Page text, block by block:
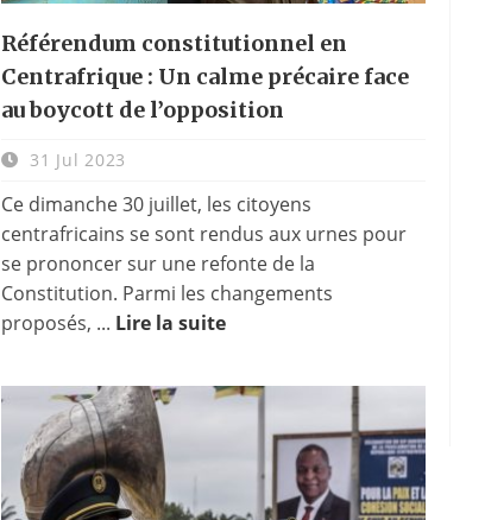
Référendum constitutionnel en
Centrafrique : Un calme précaire face
au boycott de l’opposition
31 Jul 2023
Ce dimanche 30 juillet, les citoyens
centrafricains se sont rendus aux urnes pour
se prononcer sur une refonte de la
Constitution. Parmi les changements
proposés, ... Lire la suite